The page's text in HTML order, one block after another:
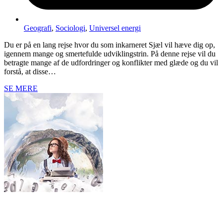
Geografi, Sociologi, Universel energi
Du er på en lang rejse hvor du som inkarneret Sjæl vil hæve dig op,
igennem mange og smertefulde udviklingstrin. På denne rejse vil du
betragte mange af de udfordringer og konflikter med glæde og du vil
forstå, at disse…
SE MERE